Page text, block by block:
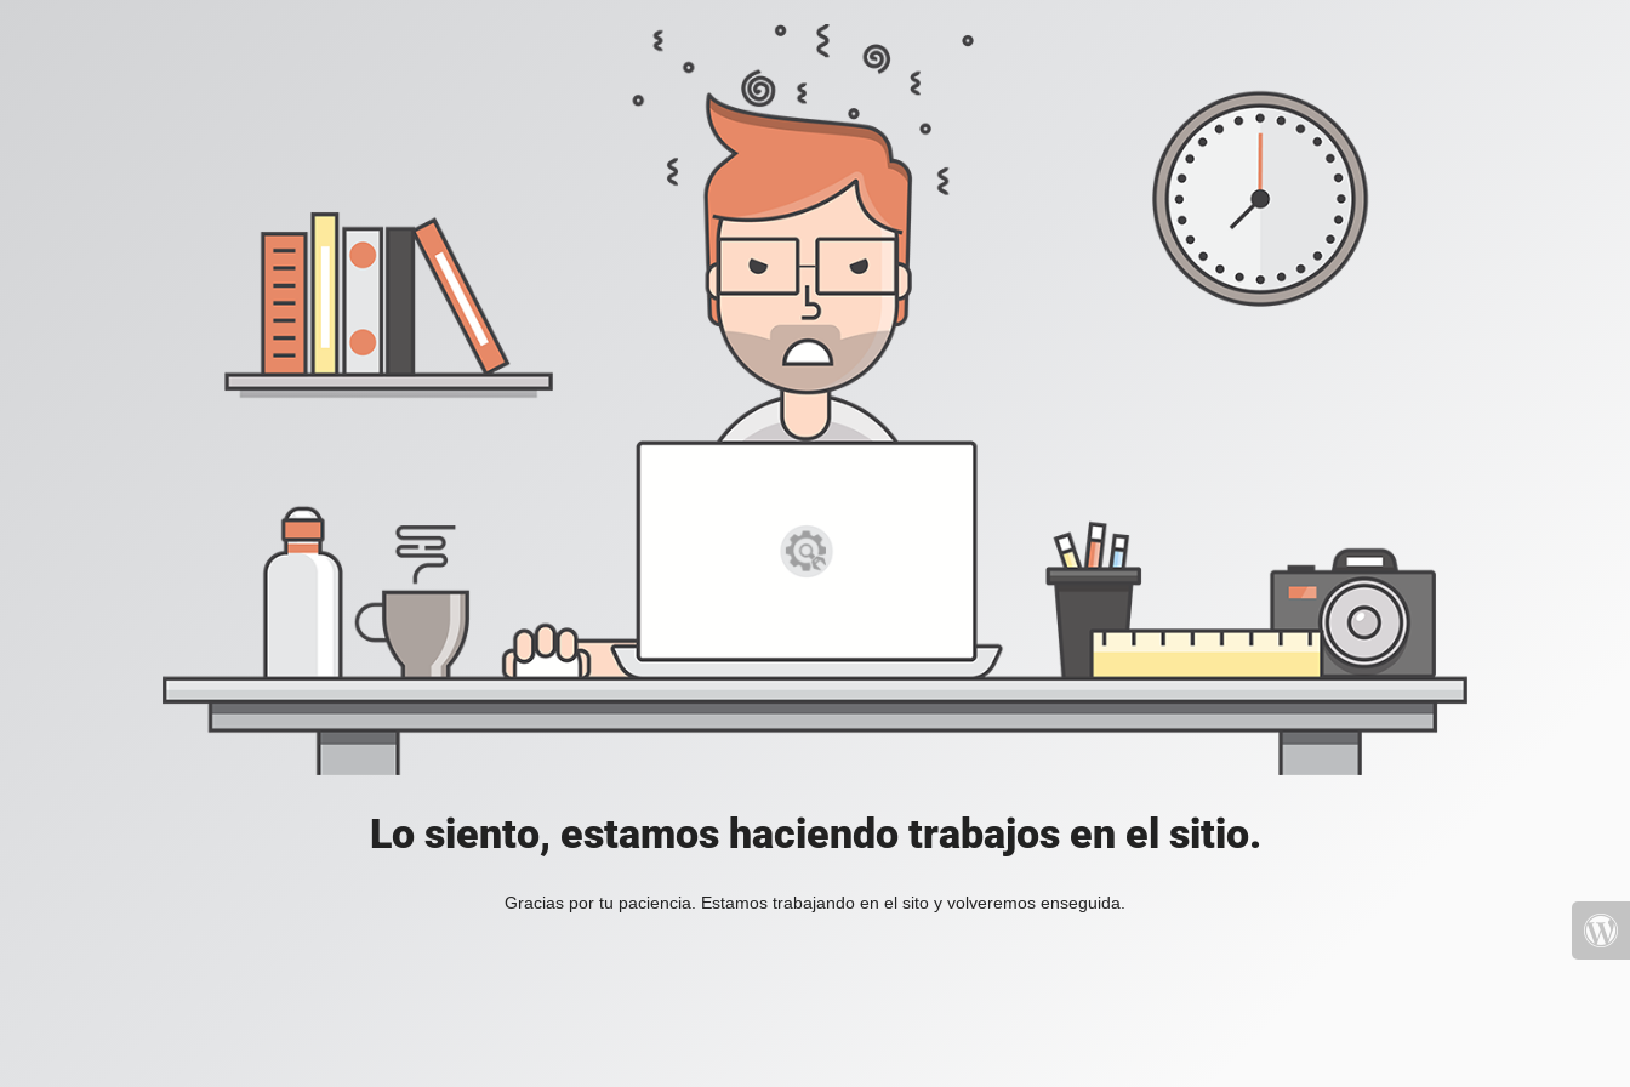
Lo siento, estamos haciendo trabajos en el sitio.
Gracias por tu paciencia. Estamos trabajando en el sito y volveremos enseguida.